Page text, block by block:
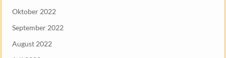
Oktober 2022
September 2022
August 2022